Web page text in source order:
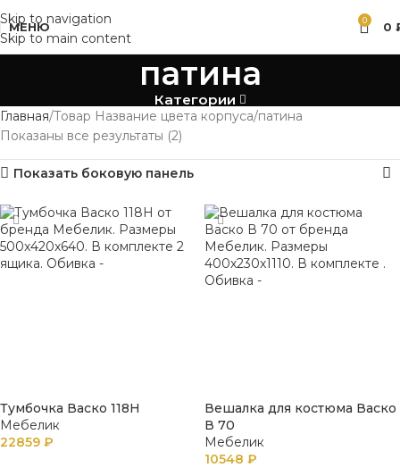
Skip to navigation
Skip to main content
МЕНЮ 0 0
патина
Категории
Главная Товар Название цвета корпуса патина
Показаны все результаты (2)
Показать боковую панель
Тумбочка Васко 118Н
Мебелик
22859 ₽
Вешалка для костюма Васко
В 70
Мебелик
10548 ₽